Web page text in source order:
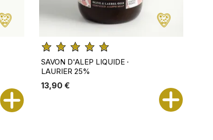
SAVON D'ALEP LIQUIDE ·
LAURIER 25%
13,90 €